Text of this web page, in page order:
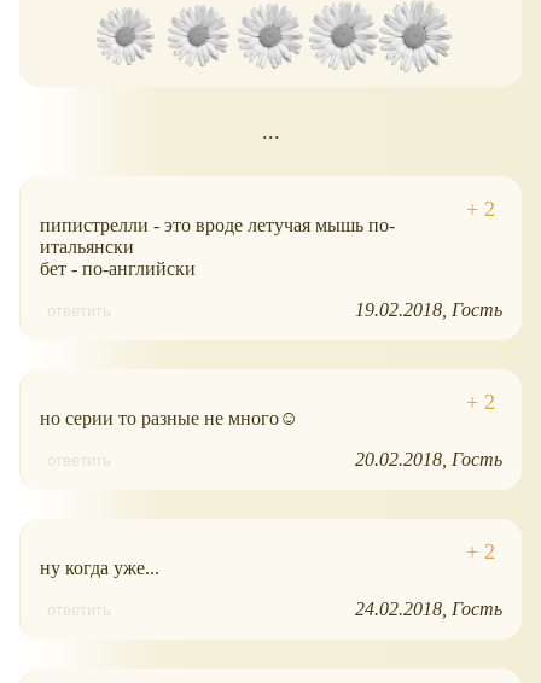
...
пипистрелли - это вроде летучая мышь по-
итальянски
бет - по-английски
ответить 19.02.2018 Гость
но серии то разные не много☺
ответить 20.02.2018 Гость
ну когда уже...
ответить 24.02.2018 Гость